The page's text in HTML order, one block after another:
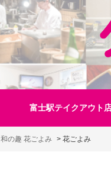
富士駅テイクアウト
和の趣 花ごよみ > 花ごよみ